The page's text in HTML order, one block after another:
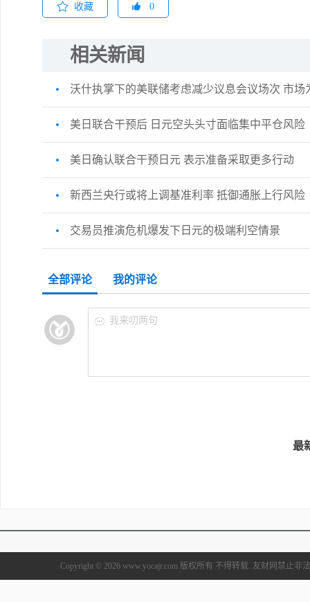
收藏 0
相关新闻
沃什执掌下的美联储考虑减少议息会议场次 市
美日联合干预后 日元空头头寸面临集中平仓风险
美日确认联合干预日元 表示准备采取更多行动
新西兰央行或将上调基准利率 抵御通胀上行风险
交易员推演危机爆发下日元的极端利空情景
全部评论 我的评论
我来叨两句
最
Copyright © 2026 www.yocajr.com 版权所有 不得转载. 友财网禁止非